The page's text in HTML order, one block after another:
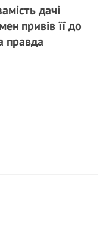
дачі
привів її до
правда